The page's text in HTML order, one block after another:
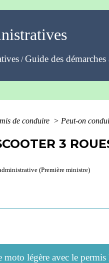
/Guide des
de conduire > Peut-on
3
(Première ministre)
légère avec le permis